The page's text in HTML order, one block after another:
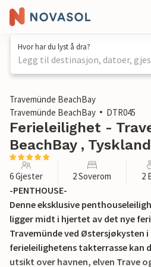
Hvor har du lyst å dra?
Legg til destinasjon, datoer,
1 / 40
Travemünde BeachBay
Travemünde BeachBay
DTR045
Ferieleilighet -
BeachBay , Tyskland
6 Gjester 2 Soverom 2
-PENTHOUSE-
Denne eksklusive
ligger midt i hjertet av det nye
Travemünde ved Østersjøkysten
ferieleilighetens takterrasse kan
utsikt over havnen, elven Trave